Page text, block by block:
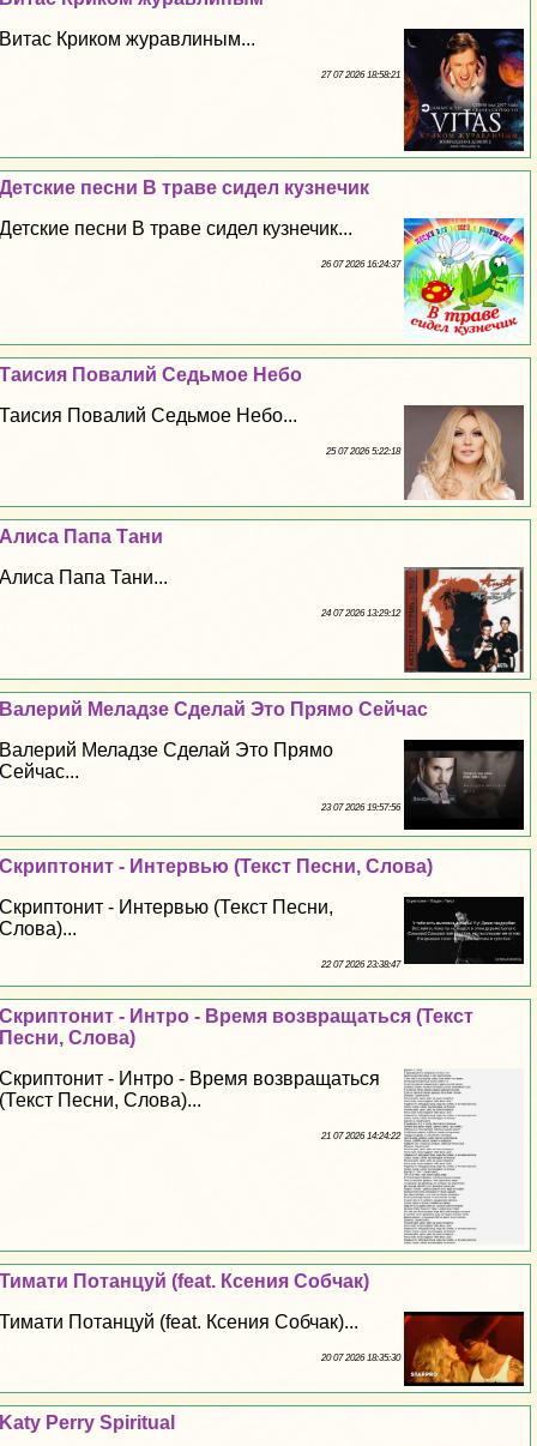
Витас Криком журавлиным...
27 07 2026 18:58:21
Детские песни В траве сидел кузнечик
Детские песни В траве сидел кузнечик...
26 07 2026 16:24:37
Таисия Повалий Седьмое Небо
Таисия Повалий Седьмое Небо...
25 07 2026 5:22:18
Алиса Папа Тани
Алиса Папа Тани...
24 07 2026 13:29:12
Валерий Меладзе Сделай Это Прямо Сейчас
Валерий Меладзе Сделай Это Прямо
Сейчас...
23 07 2026 19:57:56
Скриптонит - Интервью (Текст Песни, Слова)
Скриптонит - Интервью (Текст Песни,
Слова)...
22 07 2026 23:38:47
Скриптонит - Интро - Время возвращаться (Текст
Песни, Слова)
Скриптонит - Интро - Время возвращаться
(Текст Песни, Слова)...
21 07 2026 14:24:22
Тимати Потанцуй (feat. Ксения Собчак)
Тимати Потанцуй (feat. Ксения Собчак)...
20 07 2026 18:35:30
Katy Perry Spiritual